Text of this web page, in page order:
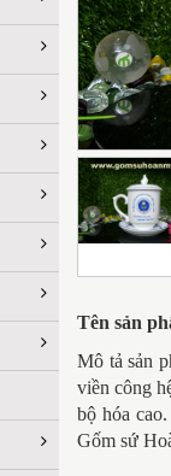
Tên sản
Mô tả sản
viền công
bộ hóa
Gốm sứ